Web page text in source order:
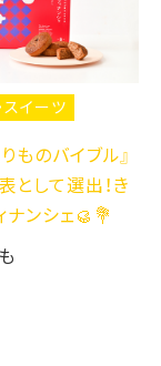
スイーツ
ものバイブル』
として選出！き
ナンシェ🥮💐